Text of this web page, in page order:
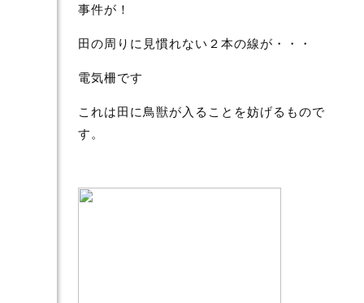
事件が！
田の周りに見慣れない２本の線が・・・
電気柵です
これは田に鳥獣が入ることを妨げるもので
す。